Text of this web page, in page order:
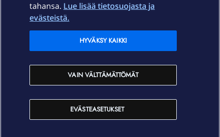
Ajankohtaista
Elisa Oyj
In English
tahansa. Lue lisää tietosuojasta ja
evästeistä.
EVÄSTEASETUKSET
VAIN VÄLTTÄMÄTTÖMÄT
HYVÄKSY KAIKKI